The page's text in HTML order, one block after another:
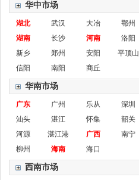
华中市场
湖北 武汉 大冶
鄂州
湖南
长沙 河南
洛阳
新乡
郑州 安阳
平顶山
信阳
南阳 商丘
华南市场
广东 广州 乐从
深圳
汕头
湛江 怀集
韶关
河源
湛江港 广西
南宁
柳州
海南 海口
西南市场